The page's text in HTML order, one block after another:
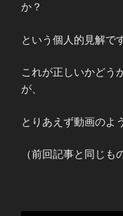
か？
という個人的見解で
これが正しいかどう
が、
とりあえず動画のよ
（前回記事と同じも